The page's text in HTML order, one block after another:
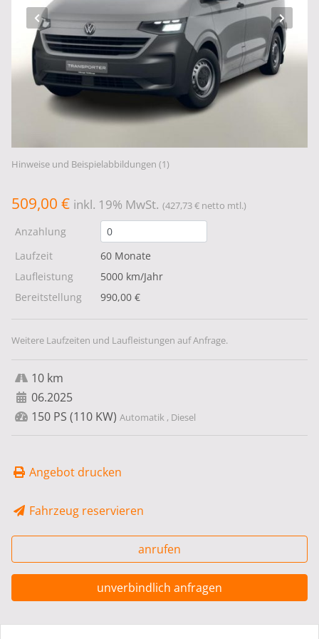
Hinweise und Beispielabbildungen (1)
509,00 € inkl. 19% MwSt. (427,73 € netto mtl.)
Anzahlung
Laufzeit
60 Monate
Laufleistung
5000 km/Jahr
Bereitstellung
990,00 €
Weitere Laufzeiten und Laufleistungen auf Anfrage.
10 km
06.2025
150 PS (110 KW) Automatik , Diesel
Angebot drucken
Fahrzeug reservieren
anrufen
unverbindlich anfragen